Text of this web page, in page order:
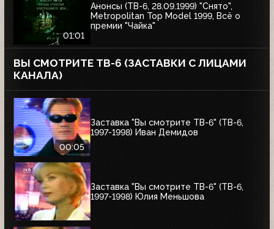
01:01
Анонсы (ТВ-6, 28.09.1999) "Снято",
Metropolitan Top Model 1999, Всё о
премии "Чайка"
ВЫ СМОТРИТЕ ТВ-6 (ЗАСТАВКИ С ЛИЦАМИ
КАНАЛА)
00:05
Заставка "Вы смотрите ТВ-6" (ТВ-6,
1997-1998) Иван Демидов
Заставка "Вы смотрите ТВ-6" (ТВ-6,
1997-1998) Юлия Меньшова